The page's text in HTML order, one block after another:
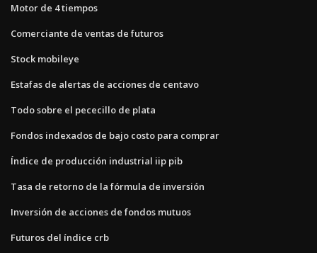
Motor de 4 tiempos
Comerciante de ventas de futuros
Stock mobileye
Estafas de alertas de acciones de centavo
Todo sobre el pececillo de plata
Fondos indexados de bajo costo para comprar
Índice de producción industrial iip pib
Tasa de retorno de la fórmula de inversión
Inversión de acciones de fondos mutuos
Futuros del índice crb